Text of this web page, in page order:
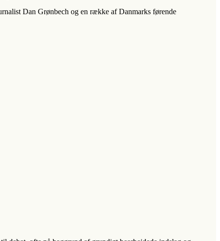
Dan Grønbech og en række af Danmarks førende